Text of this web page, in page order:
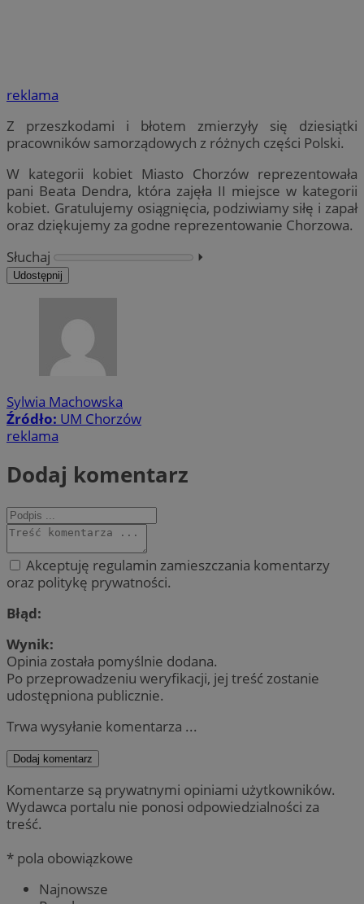
reklama
Z przeszkodami i błotem zmierzyły się dziesiątki
pracowników samorządowych z różnych części Polski.
W kategorii kobiet Miasto Chorzów reprezentowała
pani Beata Dendra, która zajęła II miejsce w kategorii
kobiet. Gratulujemy osiągnięcia, podziwiamy siłę i zapał
oraz dziękujemy za godne reprezentowanie Chorzowa.
Słuchaj
⏵︎
Udostępnij
Sylwia Machowska
Źródło: UM Chorzów
reklama
Dodaj komentarz
Akceptuję regulamin zamieszczania komentarzy
oraz politykę prywatności.
Błąd:
Wynik:
Opinia została pomyślnie dodana.
Po przeprowadzeniu weryfikacji, jej treść zostanie
udostępniona publicznie.
Trwa wysyłanie komentarza ...
Dodaj komentarz
Komentarze są prywatnymi opiniami użytkowników.
Wydawca portalu nie ponosi odpowiedzialności za
treść.
* pola obowiązkowe
Najnowsze